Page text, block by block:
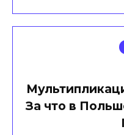
За что в